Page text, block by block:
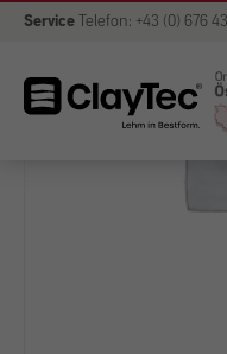
Service Telefon: +43 (0) 676